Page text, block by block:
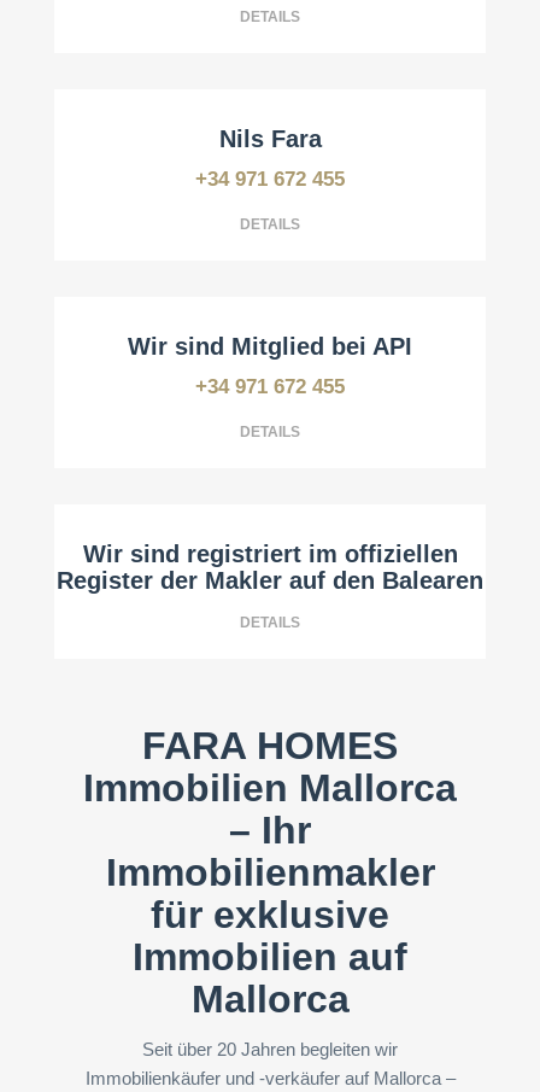
DETAILS
Managing Director & Founder
Nils Fara
+34 971 672 455
DETAILS
No.: 01500
Wir sind Mitglied bei API
+34 971 672 455
DETAILS
GOIBE 721619/ 2024
Wir sind registriert im offiziellen
Register der Makler auf den Balearen
DETAILS
FARA HOMES
Immobilien Mallorca
– Ihr
Immobilienmakler
für exklusive
Immobilien auf
Mallorca
Seit über 20 Jahren begleiten wir
Immobilienkäufer und -verkäufer auf Mallorca –